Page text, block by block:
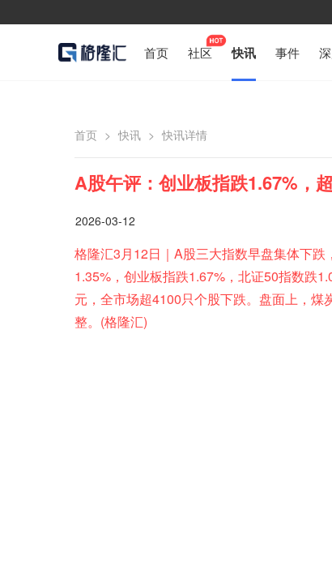
首页 社区 快讯 事件
首页 > 快讯 > 快讯详情
A股午评：创业板指跌1.67%，
2026-03-12
格隆汇3月12日｜A股三大指数早盘集体下
1.35%，创业板指跌1.67%，北证50指数跌
元，全市场超4100只个股下跌。盘面上，
整。(格隆汇)